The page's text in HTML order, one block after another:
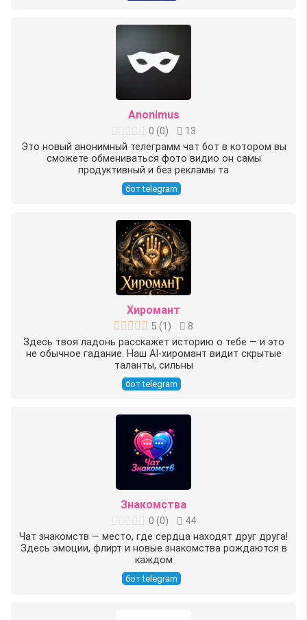
Anonimus
0 (0)
13
Это новый анонимный телеграмм чат бот в котором вы
сможете обмениваться фото видио он самы
продуктивный и без рекламы та
бот telegram
Хиромант
5 (1 )
8
Здесь твоя ладонь расскажет историю о тебе — и это
не обычное гадание. Наш AI-хиромант видит скрытые
таланты, сильны
бот telegram
Знакомства
0 (0)
44
Чат знакомств — место, где сердца находят друг друга!
Здесь эмоции, флирт и новые знакомства рождаются в
каждом
бот telegram